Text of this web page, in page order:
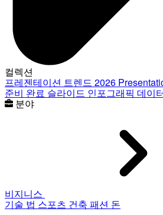
컬렉션
프레젠테이션 트렌드 2026
준비 완료 슬라이드 인포그래픽 데이
분야
비지니스
기술 법 스포츠 건축 패션 돈